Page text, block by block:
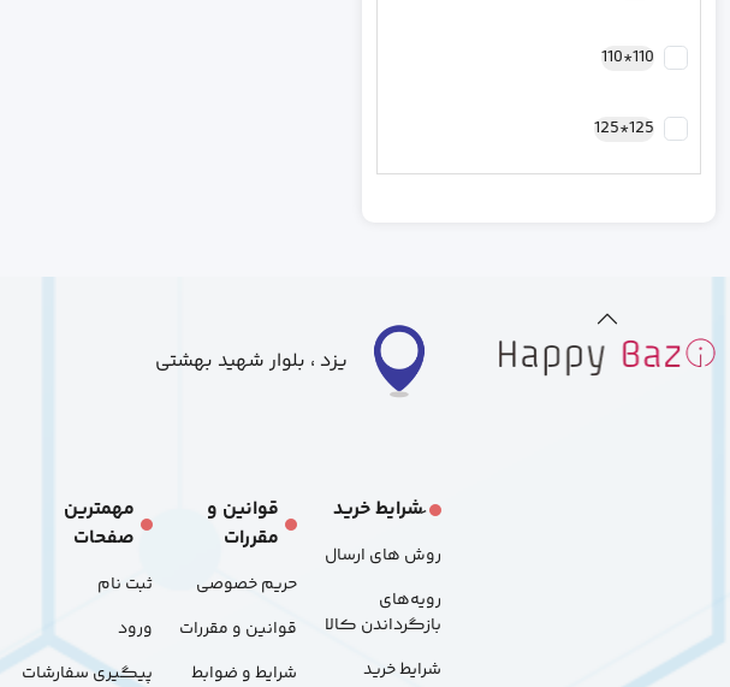
طلایی110*110
125*125
کوچک
یزد ، بلوار شهید بهشتی
َشرایط خرید
روش های ارسال
رویه‌های
بازگرداندن کالا
شرایط خرید
قوانین و
مقررات
حریم خصوصی
قوانین و مقررات
شرایط و ضوابط
مهمترین
صفحات
ثبت نام
ورود
پیگیری سفارشات